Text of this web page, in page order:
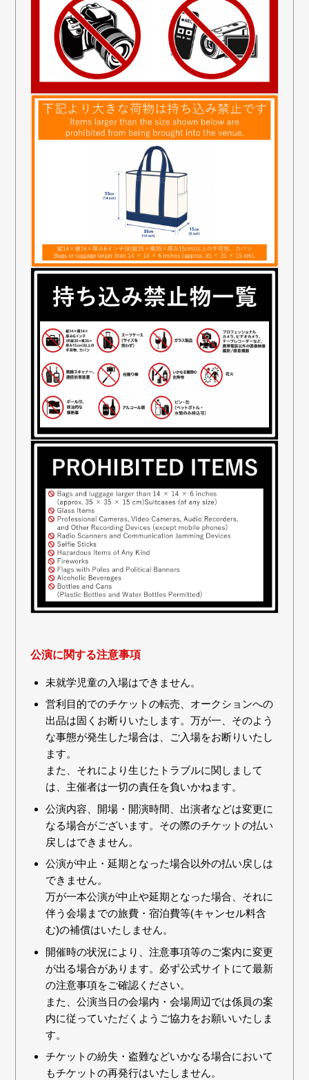
公演に関する注意事項
未就学児童の入場はできません。
営利目的でのチケットの転売、オークションへの
出品は固くお断りいたします。万が一、そのよう
な事態が発生した場合は、ご入場をお断りいたし
ます。
また、それにより生じたトラブルに関しまして
は、主催者は一切の責任を負いかねます。
公演内容、開場・開演時間、出演者などは変更に
なる場合がございます。その際のチケットの払い
戻しはできません。
公演が中止・延期となった場合以外の払い戻しは
できません。
万が一本公演が中止や延期となった場合、それに
伴う会場までの旅費・宿泊費等(キャンセル料含
む)の補償はいたしません。
開催時の状況により、注意事項等のご案内に変更
が出る場合があります。必ず公式サイトにて最新
の注意事項をご確認ください。
また、公演当⽇の会場内・会場周辺では係員の案
内に従っていただくようご協⼒をお願いいたしま
す。
チケットの紛失・盗難などいかなる場合において
もチケットの再発行はいたしません。